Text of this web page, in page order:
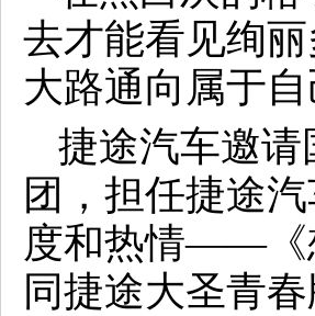
去才能看见绚
大路通向属于
捷途汽车邀
团，担任捷途
度和热情——《
同捷途大圣青